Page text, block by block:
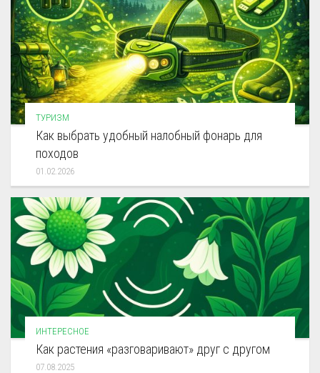
ТУРИЗМ
Как выбрать удобный налобный фонарь для
походов
01.02.2026
ИНТЕРЕСНОЕ
Как растения «разговаривают» друг с другом
07.08.2025